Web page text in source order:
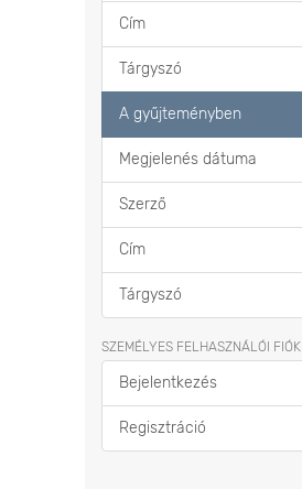
Cím
Tárgyszó
A gyűjteményben
Megjelenés dátuma
Szerző
Cím
Tárgyszó
SZEMÉLYES FELHASZNÁLÓI FIÓK
Bejelentkezés
Regisztráció